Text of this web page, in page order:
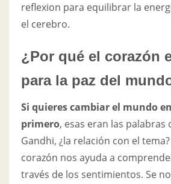
reflexion para equilibrar la
el cerebro.
¿Por qué el corazón
para la paz del
Si quieres cambiar el mundo
primero, esas eran las palabras
Gandhi, ¿la relación con el
corazón nos ayuda a
través de los sentimientos. Se